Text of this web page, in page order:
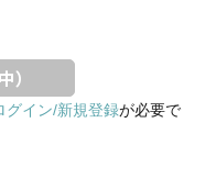
グイン/新規登録が必要で